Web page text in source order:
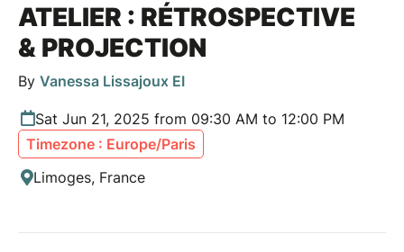
ATELIER : RÉTROSPECTIVE
& PROJECTION
By Vanessa Lissajoux EI
Sat Jun 21, 2025 from 09:30 AM to 12:00 PM
Timezone : Europe/Paris
Limoges, France